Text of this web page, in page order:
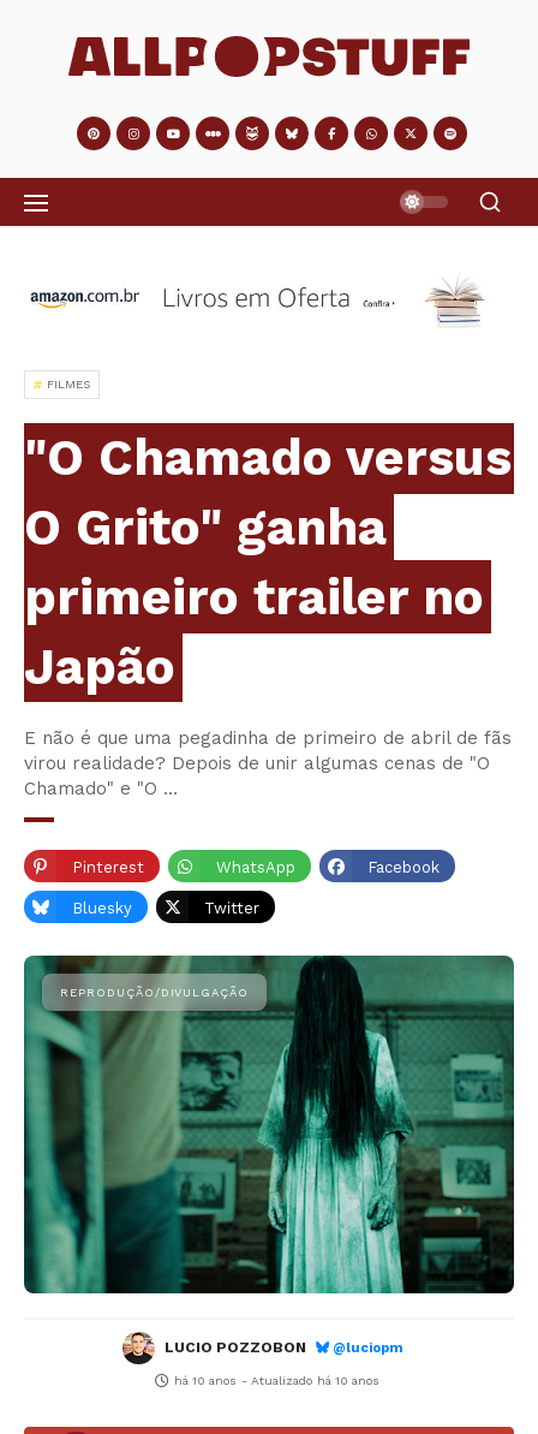
FILMES
"O Chamado versus
O Grito" ganha
primeiro trailer no
Japão
E não é que uma pegadinha de primeiro de abril de fãs
virou realidade? Depois de unir algumas cenas de "O
Chamado" e "O …
Pinterest WhatsApp Facebook
Bluesky Twitter
LUCIO POZZOBON @luciopm
há 10 anos - Atualizado há 10 anos